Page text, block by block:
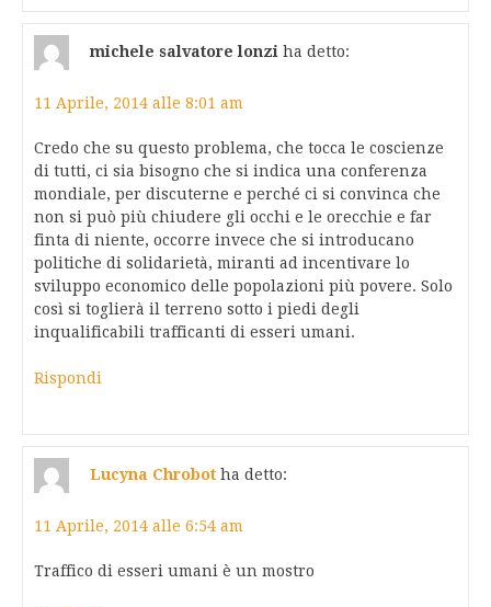
michele salvatore lonzi ha detto:
11 Aprile, 2014 alle 8:01 am
Credo che su questo problema, che tocca le coscienze
di tutti, ci sia bisogno che si indica una conferenza
mondiale, per discuterne e perché ci si convinca che
non si può più chiudere gli occhi e le orecchie e far
finta di niente, occorre invece che si introducano
politiche di solidarietà, miranti ad incentivare lo
sviluppo economico delle popolazioni più povere. Solo
così si toglierà il terreno sotto i piedi degli
inqualificabili trafficanti di esseri umani.
Rispondi
Lucyna Chrobot ha detto:
11 Aprile, 2014 alle 6:54 am
Traffico di esseri umani è un mostro